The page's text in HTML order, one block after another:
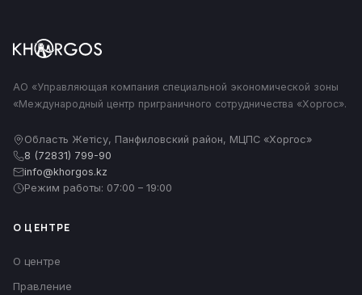
АО «Управляющая компания специальной экономической зоны
«Международный центр приграничного сотрудничества «Хоргос».
Область Жетісу, Панфиловский район, МЦПС «Хоргос»
8 (72831) 799-90
info@khorgos.kz
Режим работы: 07:00 – 19:00
О ЦЕНТРЕ
О центре
Правление